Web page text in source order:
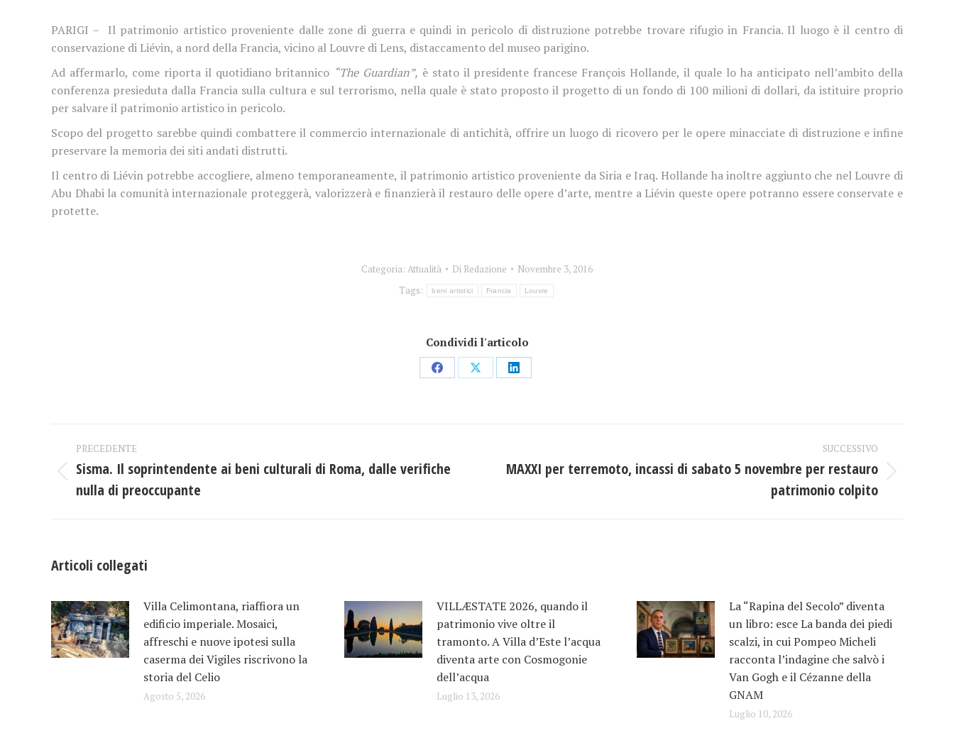
PARIGI – Il patrimonio artistico proveniente dalle zone di guerra e quindi in pericolo di distruzione potrebbe trovare rifugio in Francia. Il luogo è il centro di
conservazione di Liévin, a nord della Francia, vicino al Louvre di Lens, distaccamento del museo parigino.
Ad affermarlo, come riporta il quotidiano britannico “The Guardian”, è stato il presidente francese François Hollande, il quale lo ha anticipato nell’ambito della
conferenza presieduta dalla Francia sulla cultura e sul terrorismo, nella quale è stato proposto il progetto di un fondo di 100 milioni di dollari, da istituire proprio
per salvare il patrimonio artistico in pericolo.
Scopo del progetto sarebbe quindi combattere il commercio internazionale di antichità, offrire un luogo di ricovero per le opere minacciate di distruzione e infine
preservare la memoria dei siti andati distrutti.
Il centro di Liévin potrebbe accogliere, almeno temporaneamente, il patrimonio artistico proveniente da Siria e Iraq. Hollande ha inoltre aggiunto che nel Louvre di
Abu Dhabila comunità internazionale proteggerà, valorizzerà e finanzierà il restauro delle opere d’arte, mentre a Liévin queste opere potranno essere conservate e
protette.
Categoria: Attualità Di Redazione
Novembre 3, 2016
Tags:
beni artistici Francia Louvre
Condividi l'articolo
CondividiCondividiCondividi
Naviga
tra
PRECEDENTE
Post
precedente:
Sisma. Il soprintendente ai beni culturali di Roma, dalle verifiche
nulla di preoccupante
SUCCESSIVO
Prossimo
MAXXI per terremoto, incassi di sabato 5 novembre per restauro
patrimonio colpito
Articoli collegati
Villa Celimontana, riaffiora un
edificio imperiale. Mosaici,
affreschi e nuove ipotesi sulla
caserma dei Vigiles riscrivono la
storia del Celio
Agosto 5, 2026
VILLÆSTATE 2026, quando il
patrimonio vive oltre il
tramonto. A Villa d’Este l’acqua
diventa arte con Cosmogonie
dell’acqua
Luglio 13, 2026
La “Rapina del Secolo” diventa
un libro: esce La banda dei piedi
scalzi, in cui Pompeo Micheli
racconta l’indagine che salvò i
Van Gogh e il Cézanne della
GNAM
Luglio 10, 2026